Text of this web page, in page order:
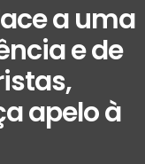
a uma
e de
apelo à